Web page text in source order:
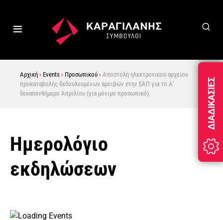
Αρχική › Events › Προσωπικού › Αποστολή ηλεκτρονικού αρχείου
προκαταβολής δεδουλευμένων αμοιβών στην ΕΑΠ για το Α’
δεκαπενθήμερο Απριλίου (για μόνιμο προσωπικό).
Ημερολόγιο
εκδηλώσεων
ΔΙΑΔΙΚΑΣΊΕΣ